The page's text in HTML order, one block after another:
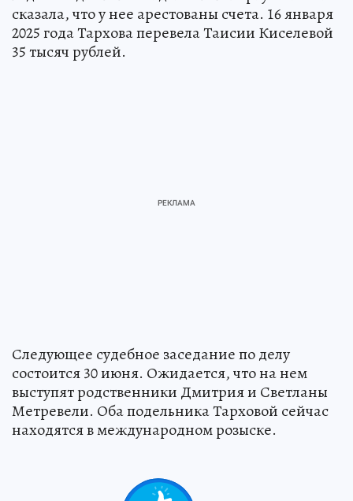
сказала, что у нее арестованы счета. 16 января
2025 года Тархова перевела Таисии Киселевой
35 тысяч рублей.
Следующее судебное заседание по делу
состоится 30 июня. Ожидается, что на нем
выступят родственники Дмитрия и Светланы
Метревели. Оба подельника Тарховой сейчас
находятся в международном розыске.